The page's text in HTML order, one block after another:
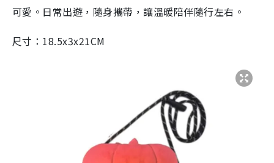
可愛。日常出遊，隨身攜帶，讓溫暖陪伴隨行左右。
尺寸：18.5x3x21CM